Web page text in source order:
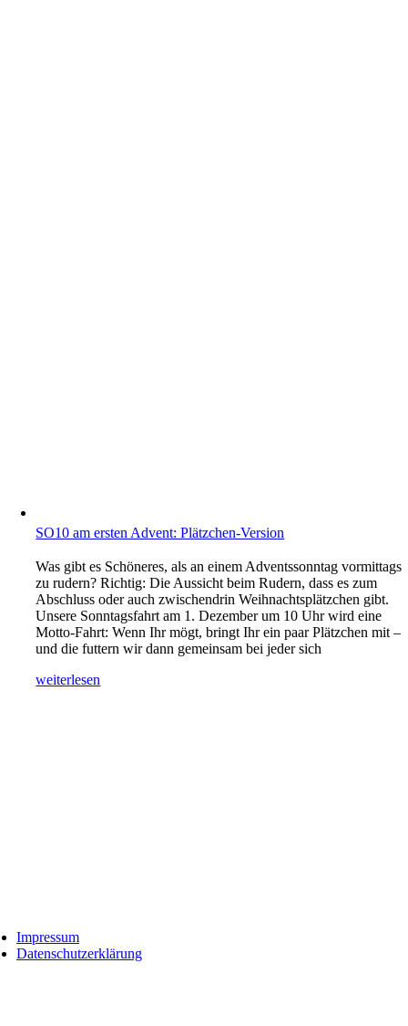
SO10 am ersten Advent: Plätzchen-Version
Was gibt es Schöneres, als an einem Adventssonntag vormittags
zu rudern? Richtig: Die Aussicht beim Rudern, dass es zum
Abschluss oder auch zwischendrin Weihnachtsplätzchen gibt.
Unsere Sonntagsfahrt am 1. Dezember um 10 Uhr wird eine
Motto-Fahrt: Wenn Ihr mögt, bringt Ihr ein paar Plätzchen mit –
und die futtern wir dann gemeinsam bei jeder sich
weiterlesen
Impressum
Datenschutzerklärung